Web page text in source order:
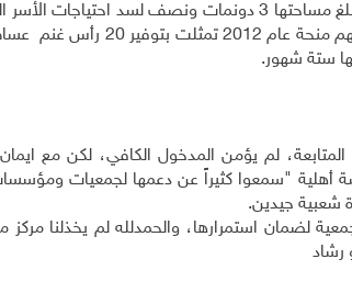
عقابا الخيرية الزراعية بمشروع انشاء مزرعة على أرض ضمان تبلغ مساحتها 3
ستة شهور.
لم يؤمن المدخول الكافي، لكن مع
أهلية "سمعوا كثيراً عن دعمها لجمعيات
شعبية جيدين.
لضمان استمرارها، والحمدلله لم يخذلنا مركز
رشاد